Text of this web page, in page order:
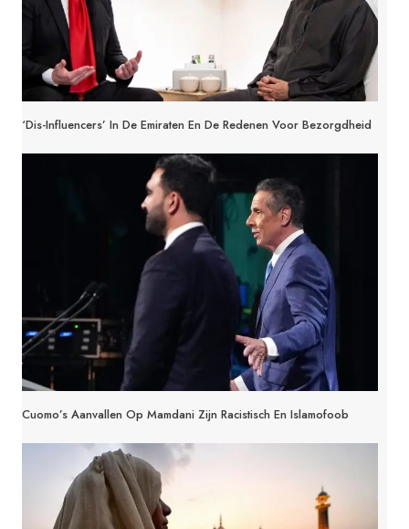
‘Dis-Influencers’ In De Emiraten En De Redenen Voor Bezorgdheid
Cuomo’s Aanvallen Op Mamdani Zijn Racistisch En Islamofoob